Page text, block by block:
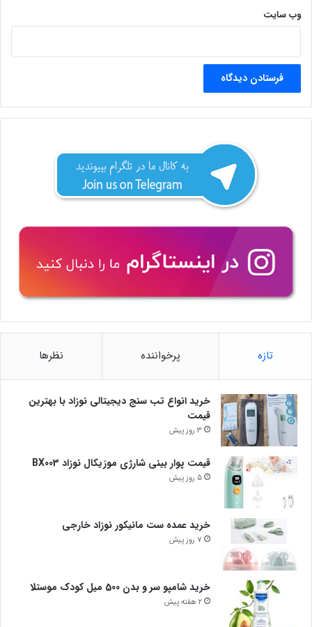
وب‌ سایت
تازه پرخواننده نظرها
خرید انواع تب سنج دیجیتالی نوزاد با بهترین
قیمت
3 روز پیش
قیمت پوار بینی شارژی موزیکال نوزاد BX003
5 روز پیش
خرید عمده ست مانیکور نوزاد خارجی
7 روز پیش
خرید شامپو سر و بدن 500 میل کودک موستلا
2 هفته پیش